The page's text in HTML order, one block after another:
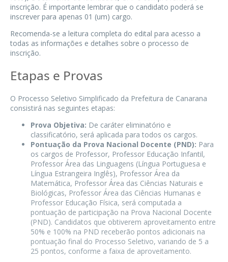
inscrição. É importante lembrar que o candidato poderá se
inscrever para apenas 01 (um) cargo.
Recomenda-se a leitura completa do edital para acesso a
todas as informações e detalhes sobre o processo de
inscrição.
Etapas e Provas
O Processo Seletivo Simplificado da Prefeitura de Canarana
consistirá nas seguintes etapas:
Prova Objetiva: De caráter eliminatório e
classificatório, será aplicada para todos os cargos.
Pontuação da Prova Nacional Docente (PND): Para
os cargos de Professor, Professor Educação Infantil,
Professor Área das Linguagens (Língua Portuguesa e
Língua Estrangeira Inglês), Professor Área da
Matemática, Professor Área das Ciências Naturais e
Biológicas, Professor Área das Ciências Humanas e
Professor Educação Física, será computada a
pontuação de participação na Prova Nacional Docente
(PND). Candidatos que obtiverem aproveitamento entre
50% e 100% na PND receberão pontos adicionais na
pontuação final do Processo Seletivo, variando de 5 a
25 pontos, conforme a faixa de aproveitamento.